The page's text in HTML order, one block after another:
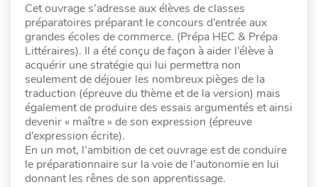
Cet ouvrage s’adresse aux élèves de classes
préparatoires préparant le concours d’entrée aux
grandes écoles de commerce. (Prépa HEC & Prépa
Littéraires). Il a été conçu de façon à aider l’élève à
acquérir une stratégie qui lui permettra non
seulement de déjouer les nombreux pièges de la
traduction (épreuve du thème et de la version) mais
également de produire des essais argumentés et ainsi
devenir « maître » de son expression (épreuve
d’expression écrite).
En un mot, l’ambition de cet ouvrage est de conduire
le préparationnaire sur la voie de l’autonomie en lui
donnant les rênes de son apprentissage.